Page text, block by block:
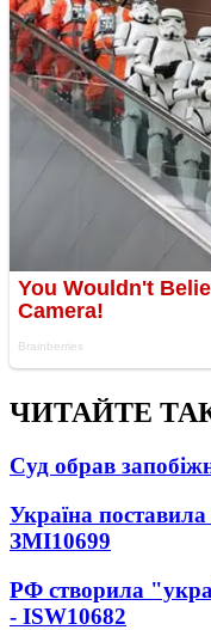
ЧИТАЙТЕ
Суд обрав
Україна
ЗМІ10699
РФ створила
- ISW10682